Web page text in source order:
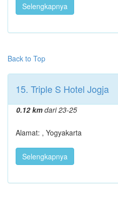
Selengkapnya
Back to Top
15. Triple S Hotel Jogja
0.12 kmdari 23-25
Alamat: , Yogyakarta
Selengkapnya